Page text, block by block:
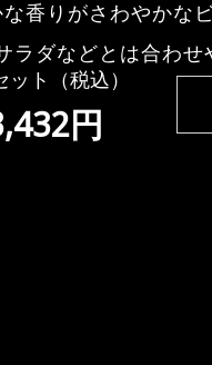
な香りがさわやかな
ラダなどとは合わせ
ット（税込）
円